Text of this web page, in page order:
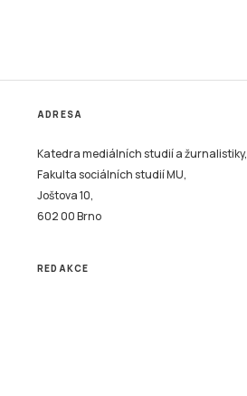
ADRESA
Katedra mediálních studií a žurnalistiky,
Fakulta sociálních studií MU,
Joštova 10,
602 00 Brno
REDAKCE